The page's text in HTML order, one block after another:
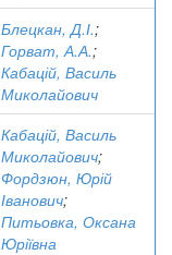
Блецкан, Д.І.;
Горват, А.А.;
Кабацій, Василь
Миколайович
Кабацій, Василь
Миколайович;
Фордзюн, Юрій
Іванович;
Питьовка, Оксана
Юріївна